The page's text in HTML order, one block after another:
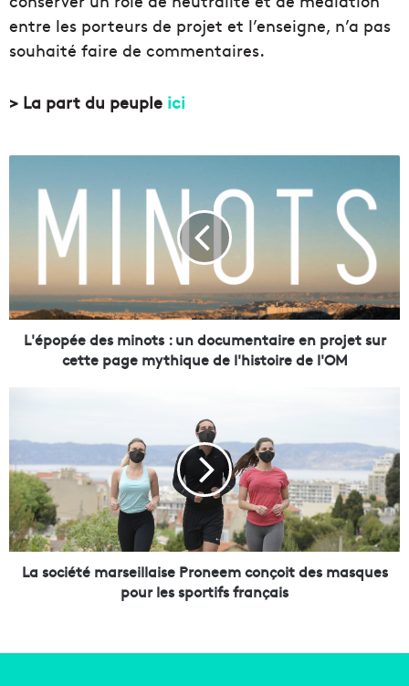
entre les porteurs de projet et l’enseigne, n’a pas
souhaité faire de commentaires.
> La part du peuple ici
é
e
d
s
:
u
n
d
L'épopée des minots : un documentaire en projet sur
cette page mythique de l'histoire de l'OM
s
c
i
é
t
é
La société marseillaise Proneem conçoit des masques
pour les sportifs français